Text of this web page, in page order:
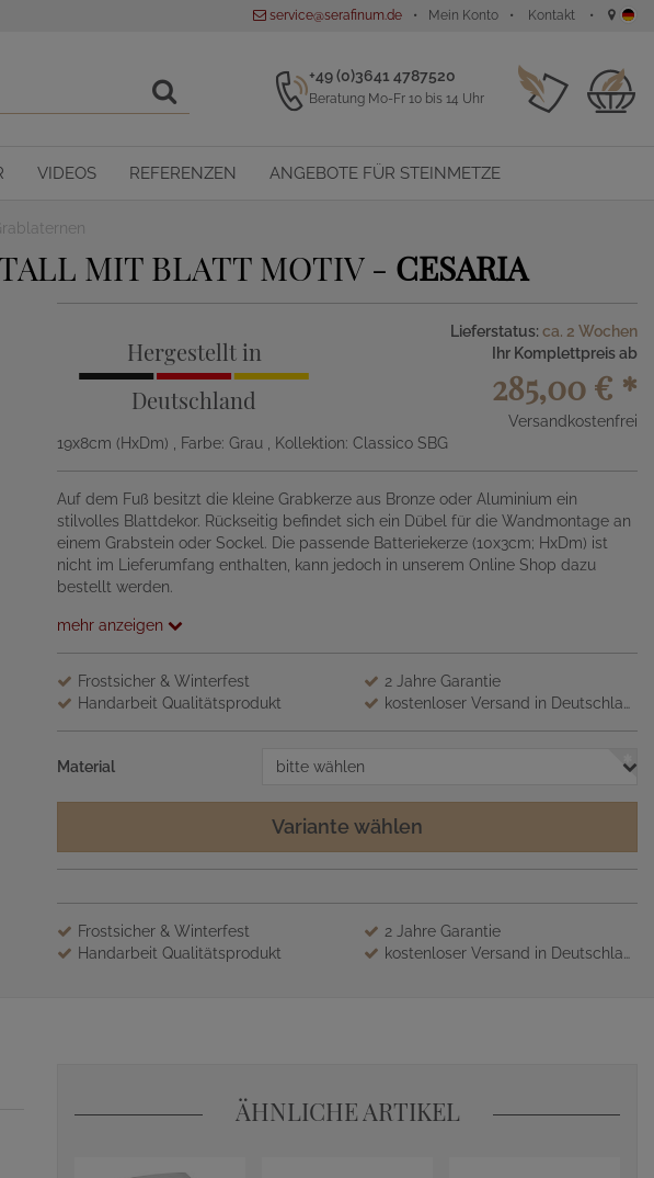
service@serafinum.de Mein Konto Kontakt
+49 (0)3641 4787520
Beratung Mo-Fr 10 bis 14 Uhr
VIDEOS REFERENZEN ANGEBOTE FÜR STEINMETZE
MIT BLATT MOTIV - CESARIA
Hergestellt in
Deutschland
Lieferstatus: ca. 2 Wochen
Ihr Komplettpreis ab
285,00 € *
Versandkostenfrei
19x8cm (HxDm)
, Farbe: Grau , Kollektion: Classico SBG
Auf dem Fuß besitzt die kleine Grabkerze aus Bronze oder Aluminium ein
stilvolles Blattdekor. Rückseitig befindet sich ein Dübel für die Wandmontage an
einem Grabstein oder Sockel. Die passende Batteriekerze (10x3cm; HxDm) ist
nicht im Lieferumfang enthalten, kann jedoch in unserem Online Shop dazu
bestellt werden.
mehr anzeigen
Frostsicher & Winterfest
2 Jahre Garantie
Handarbeit Qualitätsprodukt
kostenloser Versand in Deutschland
Material bitte wählen
Variante wählen
Frostsicher & Winterfest
2 Jahre Garantie
Handarbeit Qualitätsprodukt
kostenloser Versand in Deutschland
ÄHNLICHE ARTIKEL